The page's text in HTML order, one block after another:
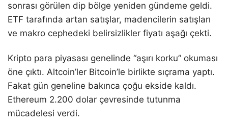
sonrası görülen dip bölge yeniden gündeme geldi.
ETF tarafında artan satışlar, madencilerin satışları
ve makro cephedeki belirsizlikler fiyatı aşağı çekti.
Kripto para piyasası genelinde “aşırı korku” okuması
öne çıktı. Altcoin’ler Bitcoin’le birlikte sıçrama yaptı.
Fakat gün geneline bakınca çoğu ekside kaldı.
Ethereum 2.200 dolar çevresinde tutunma
mücadelesi verdi.